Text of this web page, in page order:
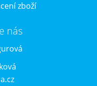
zboží
nás